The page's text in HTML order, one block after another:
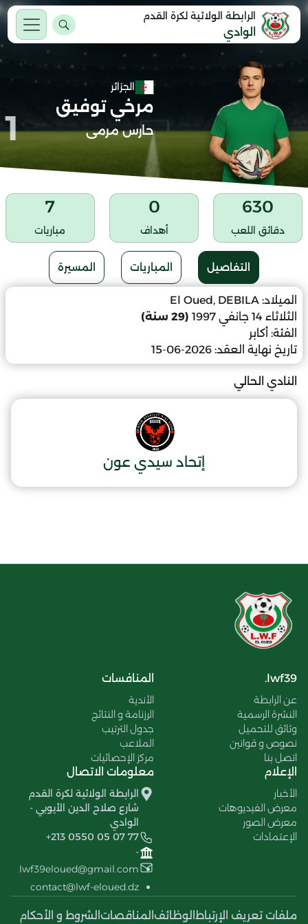
الرابطة الولائية لكرة القدم
الوادي
الجزائر
مرخي توفيق
حارس مرمى 1
630
دقائق اللعب
0
أهداف
7
مباريات
التفاصيل المباريات المسيرة
الميلاد: El Oued, DEBILA
الثلاثاء 14 جانفي 1997
(29 سنة)
الفئة: أكابر
تاريخ نهاية العقد: 2026-06-15
النادي الحالي
إتحاد سيدي عون
lwf39.
عن الرابطة
النشرة الرسمية
وثائق للتحميل
نصوص و قوانين
اتصل بنا
المنافسات
الأندية
الرزنامة و النتائج
جدول الترتيب
الملاعب
مركز الإحصائيات
الإعلام
الأخبار
معرض الفيديوهات
معرض الصور
الإعتمادات
معلومات الاتصال
الرابطة الولائية لكرة القدم
شارع صلاح الدين الأيوبي -
الوادي
+213 0550 05 07 77
-
lwf39eloued@gmail.com
contact@lwf-eloued.dz
ملفات تعريف الإرتباط الوظائف المناقصات الشروط و الأحكام